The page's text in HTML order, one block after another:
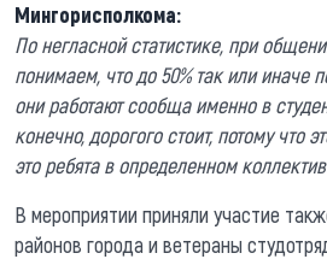
Мингорисполкома:
По негласной статистике, при
понимаем, что до 50% так или иначе
они работают сообща именно в
конечно, дорогого стоит, потому что
это ребята в определенном
В мероприятии приняли участие
районов города и ветераны